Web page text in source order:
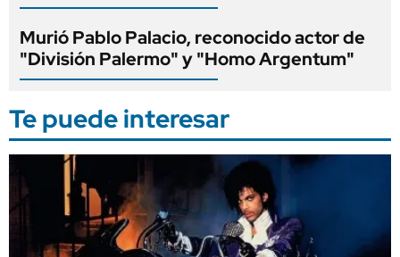
Murió Pablo Palacio, reconocido actor de
"División Palermo" y "Homo Argentum"
Te puede interesar